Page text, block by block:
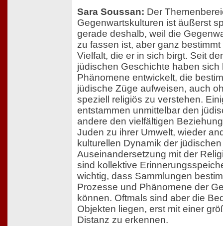
Sara Soussan: Der
Gegenwartskulturen ist äußerst
gerade deshalb, weil die
zu fassen ist, aber ganz
Vielfalt, die er in sich birgt. Seit
jüdischen Geschichte haben sich
Phänomene entwickelt, die
jüdische Züge aufweisen, auch
speziell religiös zu verstehen.
entstammen unmittelbar den
andere den vielfältigen
Juden zu ihrer Umwelt, wieder
kulturellen Dynamik der
Auseinandersetzung mit der
sind kollektive
wichtig, dass Sammlungen
Prozesse und Phänomene der
können. Oftmals sind aber die
Objekten liegen, erst mit einer
Distanz zu erkennen.